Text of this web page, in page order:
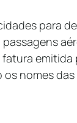
para
nomes